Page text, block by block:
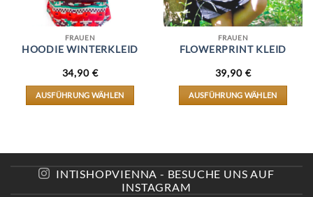
FRAUEN
HOODIE WINTERKLEID
34,90 €
AUSFÜHRUNG WÄHLEN
VARIANTEN
DIE
OPTIONEN
FRAUEN
FLOWERPRINT KLEID
39,90 €
AUSFÜHRUNG WÄHLEN
VARIANTEN
DIE
INTISHOPVIENNA - BESUCHE UNS AUF
INSTAGRAM